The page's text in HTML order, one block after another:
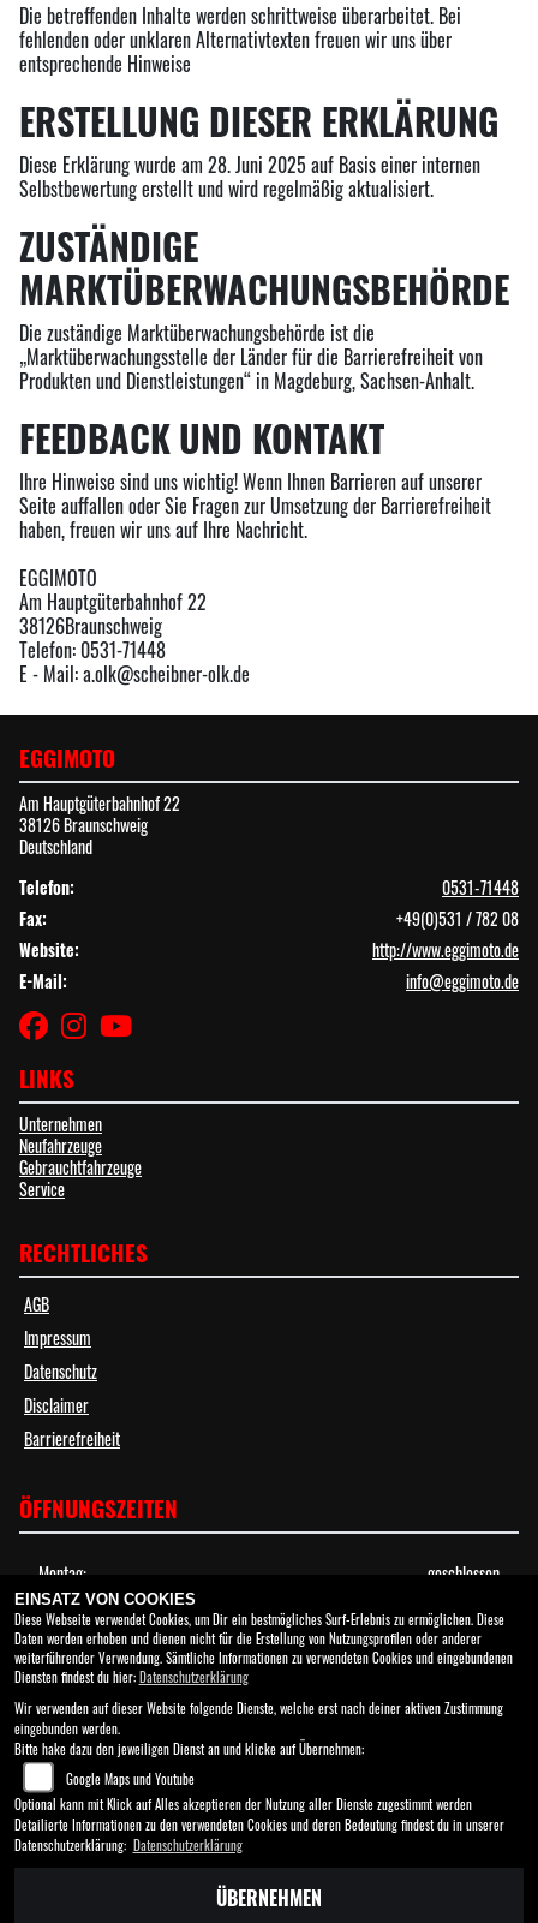
Die betreffenden Inhalte werden schrittweise überarbeitet. Bei
fehlenden oder unklaren Alternativtexten freuen wir uns über
entsprechende Hinweise
ERSTELLUNG DIESER ERKLÄRUNG
Diese Erklärung wurde am 28. Juni 2025 auf Basis einer internen
Selbstbewertung erstellt und wird regelmäßig aktualisiert.
ZUSTÄNDIGE
MARKTÜBERWACHUNGSBEHÖRDE
Die zuständige Marktüberwachungsbehörde ist die
„Marktüberwachungsstelle der Länder für die Barrierefreiheit von
Produkten und Dienstleistungen“ in Magdeburg, Sachsen-Anhalt.
FEEDBACK UND KONTAKT
Ihre Hinweise sind uns wichtig! Wenn Ihnen Barrieren auf unserer
Seite auffallen oder Sie Fragen zur Umsetzung der Barrierefreiheit
haben, freuen wir uns auf Ihre Nachricht.
EGGIMOTO
Am Hauptgüterbahnhof 22
38126Braunschweig
Telefon: 0531-71448
E - Mail: a.olk@scheibner-olk.de
EGGIMOTO
Am Hauptgüterbahnhof 22
38126 Braunschweig
Deutschland
Telefon:
0531-71448
Fax:
+49(0)531 / 782 08
Website:
http://www.eggimoto.de
E-Mail:
info@eggimoto.de
LINKS
Unternehmen
Neufahrzeuge
Gebrauchtfahrzeuge
Service
RECHTLICHES
AGB
Impressum
Datenschutz
Disclaimer
Barrierefreiheit
ÖFFNUNGSZEITEN
Montag:
geschlossen
Dienstag:
Mittwoch:
08:30 - 17:00
Donnerstag:
08:30 - 17:00
Freitag:
Samstag:
10:00 - 13:00
Sonntag:
Wir sind Telefonisch rund um die Uhr für Euch erreichbar. Jay unser KI-
Assistent freut sich auf Euren Anruf. Wir rufen schnellstmöglich zurück.
EINSATZ VON COOKIES
Diese Webseite verwendet Cookies, um Dir ein bestmögliches Surf-Erlebnis zu ermöglichen. Diese
Daten werden erhoben und dienen nicht für die Erstellung von Nutzungsprofilen oder anderer
weiterführender Verwendung. Sämtliche Informationen zu verwendeten Cookies und eingebundenen
Diensten findest du hier:Datenschutzerklärung
Wir verwenden auf dieser Website folgende Dienste, welche erst nach deiner aktiven Zustimmung
eingebunden werden.
Bitte hake dazu den jeweiligen Dienst an und klicke auf Übernehmen:
Google Maps und Youtube
Optional kann mit Klick auf Alles akzeptieren der Nutzung aller Dienste zugestimmt werden
Detailierte Informationen zu den verwendeten Cookies und deren Bedeutung findest du in unserer
Datenschutzerklärung: Datenschutzerklärung
ÜBERNEHMEN